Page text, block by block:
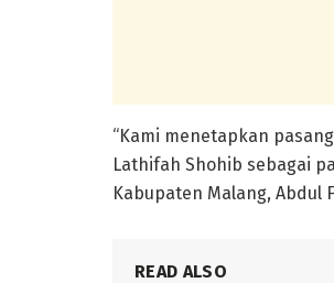
“Kami menetapkan
Lathifah Shohib sebagai
Kabupaten Malang, Abdul
READ ALSO